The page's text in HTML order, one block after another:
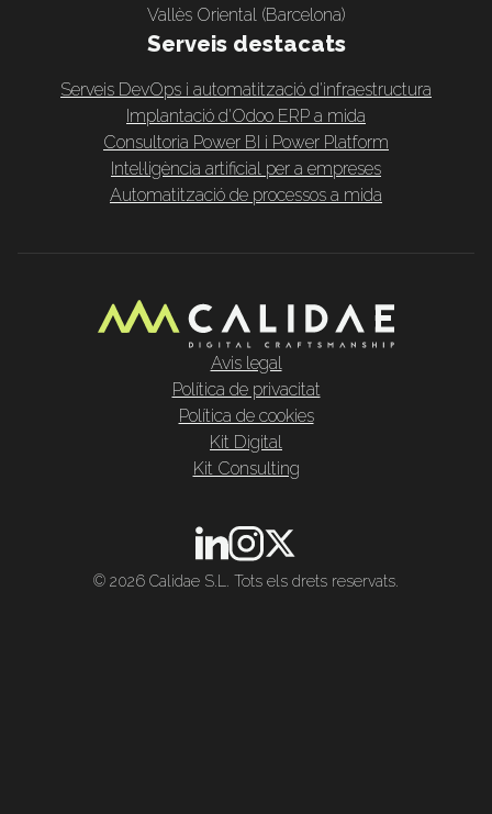
Vallès Oriental (Barcelona)
Serveis destacats
Serveis DevOps i automatització d'infraestructura
Implantació d'Odoo ERP a mida
Consultoria Power BI i Power Platform
Intel·ligència artificial per a empreses
Automatització de processos a mida
Avis legal
Política de privacitat
Política de cookies
Kit Digital
Kit Consulting
© 2026 Calidae S.L. Tots els drets reservats.